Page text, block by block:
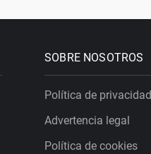
SOBRE NOSOTROS
Política de privacidad
Advertencia legal
Política de cookies